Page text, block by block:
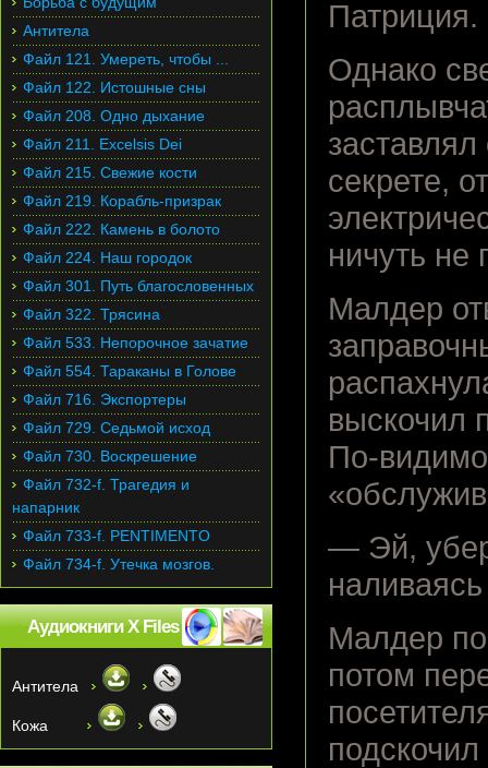
Патриция.
Однако
секрете,
ничуть
Малдер
выскочил
По-
— Эй,
Малдер
потом
Антитела
Файл 121. Умереть, чтобы ...
Файл 122. Истошные сны
Файл 208. Одно дыхание
Файл 211. Excelsis Dei
Файл 215. Свежие кости
Файл 219. Корабль-призрак
Файл 222. Камень в болото
Файл 224. Наш городок
Файл 301. Путь благословенных
Файл 322. Трясина
Файл 533. Непорочное зачатие
Файл 554. Тараканы в Голове
Файл 716. Экспортеры
Файл 729. Седьмой исход
Файл 730. Воскрешение
Файл 732-f. Трагедия и
напарник
Файл 733-f. PENTIMENTO
Файл 734-f. Утечка мозгов.
Аудиокниги X Files
Антитела
Кожа